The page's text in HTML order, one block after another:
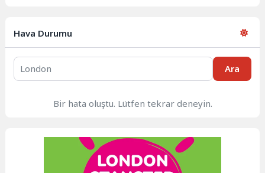
Hava Durumu
Ara
Bir hata oluştu. Lütfen tekrar deneyin.